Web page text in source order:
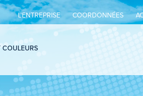
COORDONNÉES
L'ENTREPRISE
COULEURS